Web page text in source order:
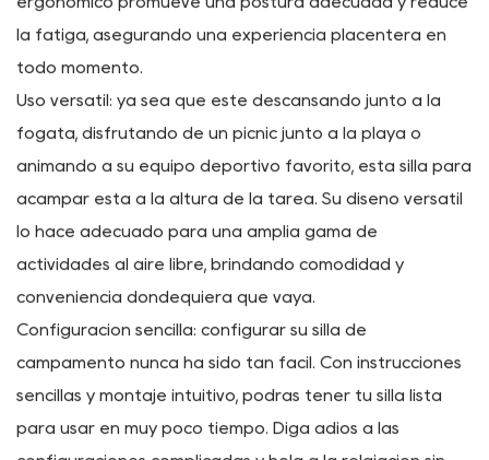
acampar, pescar, hacer picnics y otras actividades al
aire libre.
Asientos cómodos: diseñada para brindar comodidad,
esta silla para acampar cuenta con un asiento y
respaldo espaciosos, lo que le permite relajarse y
descansar durante sus aventuras al aire libre. El diseño
ergonómico promueve una postura adecuada y reduce
la fatiga, asegurando una experiencia placentera en
todo momento.
Uso versátil: ya sea que esté descansando junto a la
fogata, disfrutando de un picnic junto a la playa o
animando a su equipo deportivo favorito, esta silla para
acampar está a la altura de la tarea. Su diseño versátil
lo hace adecuado para una amplia gama de